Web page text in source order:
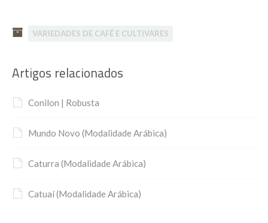
VARIEDADES DE CAFÉ E CULTIVARES
Artigos relacionados
Conilon | Robusta
Mundo Novo (Modalidade Arábica)
Caturra (Modalidade Arábica)
Catuaí (Modalidade Arábica)